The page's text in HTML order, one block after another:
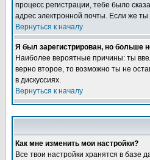
процесс регистрации, тебе было
адрес электронной почты. Если же
Вернуться к началу
Я был зарегистрирован, но больше
Наиболее вероятные причины: ты
верно второе, то возможно ты не
в дискуссиях.
Вернуться к началу
Как мне изменить мои настройки?
Все твои настройки хранятся в базе